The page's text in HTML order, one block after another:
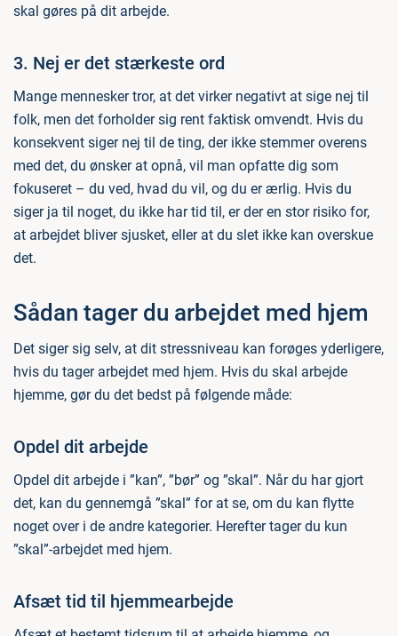
skal gøres på dit arbejde.
3. Nej er det stærkeste ord
Mange mennesker tror, at det virker negativt at sige nej til
folk, men det forholder sig rent faktisk omvendt. Hvis du
konsekvent siger nej til de ting, der ikke stemmer overens
med det, du ønsker at opnå, vil man opfatte dig som
fokuseret – du ved, hvad du vil, og du er ærlig. Hvis du
siger ja til noget, du ikke har tid til, er der en stor risiko for,
at arbejdet bliver sjusket, eller at du slet ikke kan overskue
det.
Sådan tager du arbejdet med hjem
Det siger sig selv, at dit stressniveau kan forøges yderligere,
hvis du tager arbejdet med hjem. Hvis du skal arbejde
hjemme, gør du det bedst på følgende måde:
Opdel dit arbejde
Opdel dit arbejde i ”kan”, ”bør” og ”skal”. Når du har gjort
det, kan du gennemgå ”skal” for at se, om du kan flytte
noget over i de andre kategorier. Herefter tager du kun
”skal”-arbejdet med hjem.
Afsæt tid til hjemmearbejde